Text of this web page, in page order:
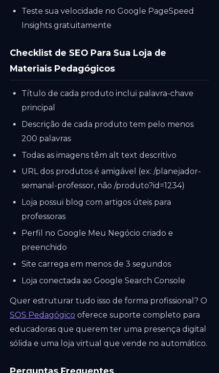
Teste sua velocidade no Google PageSpeed
Insights gratuitamente
Checklist de SEO Para Sua Loja de
Materiais Pedagógicos
Título de cada produto inclui palavra-chave
principal
Descrição de cada produto tem pelo menos
200 palavras
Todas as imagens têm alt text descritivo
URL dos produtos é amigável (ex: /planejador-
semanal-professor, não /produto?id=1234)
Loja possui blog com artigos úteis para
professoras
Perfil no Google Meu Negócio criado e
preenchido
Site carrega em menos de 3 segundos
Loja conectada ao Google Search Console
Quer estruturar tudo isso de forma profissional? O
SOS Pedagógico oferece suporte completo para
educadoras que querem ter uma presença digital
sólida e uma loja virtual que vende no automático.
Perguntas Frequentes